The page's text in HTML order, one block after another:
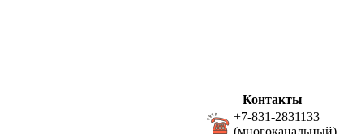
Контакты
+7-831-2831133
(многоканальный)